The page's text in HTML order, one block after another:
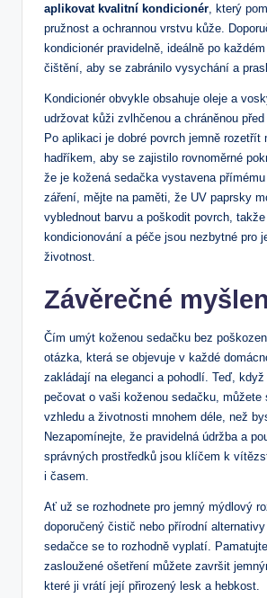
aplikovat kvalitní kondicionér, který
pružnost a ochrannou vrstvu kůže.
kondicionér pravidelně, ideálně po
čištění, aby se zabránilo vysychání a
Kondicionér obvykle obsahuje oleje a
udržovat kůži zvlhčenou a chráněnou
Po aplikaci je dobré povrch jemně rozetřít
hadříkem, aby se zajistilo rovnoměrné
že je kožená sedačka vystavena
záření, mějte na paměti, že UV paprsky
vyblednout barvu a poškodit povrch,
kondicionování a péče jsou nezbytné pro
životnost.
Závěrečné
Čím umýt koženou sedačku bez
otázka, která se objevuje v každé
zakládají na eleganci a pohodlí. Teď,
pečovat o vaši koženou sedačku,
vzhledu a životnosti mnohem déle, než
Nezapomínejte, že pravidelná údržba a
správných prostředků jsou klíčem k
i časem.
Ať už se rozhodnete pro jemný mýdlový
doporučený čistič nebo přírodní
sedačce se to rozhodně vyplatí.
zasloužené ošetření můžete završit
které ji vrátí její přirozený lesk a hebkost.